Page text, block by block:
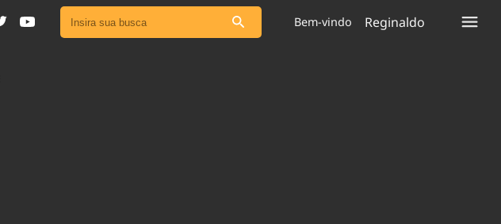
Ver todas as notícias
Bem-vindo Reginaldo